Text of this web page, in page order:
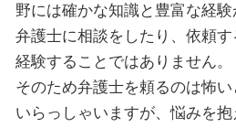
野には確かな知識と豊富な経験
弁護士に相談をしたり、依頼
経験することではありません。
そのため弁護士を頼るのは怖い
いらっしゃいますが、悩みを